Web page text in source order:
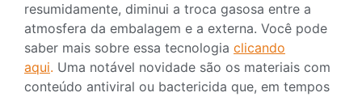
resumidamente, diminui a troca gasosa entre a
atmosfera da embalagem e a externa. Você pode
saber mais sobre essa tecnologia clicando
aqui. Uma notável novidade são os materiais com
conteúdo antiviral ou bactericida que, em tempos